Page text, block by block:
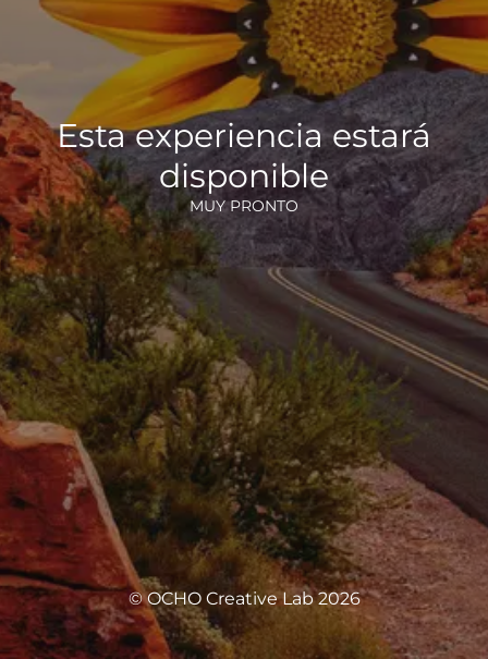
Esta experiencia estará
disponible
MUY PRONTO
© OCHO Creative Lab 2026